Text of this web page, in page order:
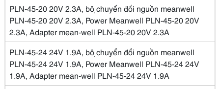
PLN-45-20 20V 2.3A, bộ chuyển đổi nguồn meanwell
PLN-45-20 20V 2.3A, Power Meanwell PLN-45-20 20V
2.3A, Adapter mean-well PLN-45-20 20V 2.3A
PLN-45-24 24V 1.9A, bộ chuyển đổi nguồn meanwell
PLN-45-24 24V 1.9A, Power Meanwell PLN-45-24 24V
1.9A, Adapter mean-well PLN-45-24 24V 1.9A